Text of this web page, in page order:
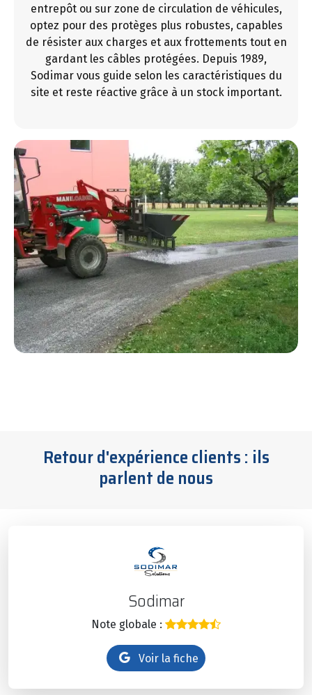
entrepôt ou sur zone de circulation de véhicules,
optez pour des protèges plus robustes, capables
de résister aux charges et aux frottements tout en
gardant les câbles protégées. Depuis 1989,
Sodimar vous guide selon les caractéristiques du
site et reste réactive grâce à un stock important.
Retour d'expérience clients : ils
parlent de nous
Sodimar
Note globale :
Voir la fiche